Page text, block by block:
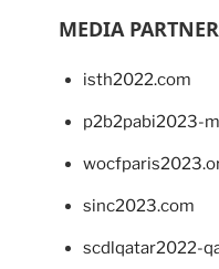
MEDIA
isth2022.com
p2b2pabi2023-
sinc2023.com
scdlqatar2022-